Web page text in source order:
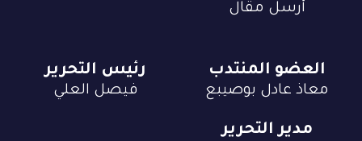
أرسل مقال
العضو المنتدب
معاذ عادل بوصيبع
رئيس التحرير
فيصل العلي
مدير التحرير